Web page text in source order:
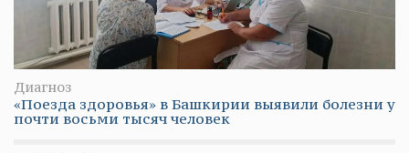
Диагноз
«Поезда здоровья» в Башкирии выявили болезни у
почти восьми тысяч человек